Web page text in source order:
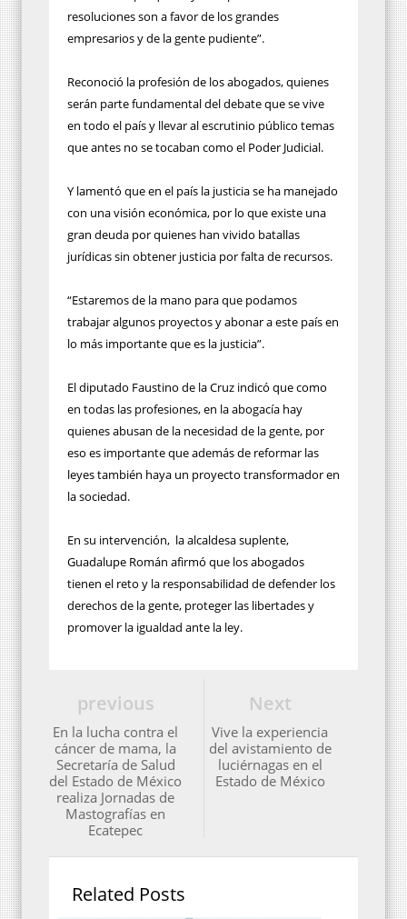
resoluciones son a favor de los grandes
empresarios y de la gente pudiente”.
Reconoció la profesión de los abogados, quienes
serán parte fundamental del debate que se vive
en todo el país y llevar al escrutinio público temas
que antes no se tocaban como el Poder Judicial.
Y lamentó que en el país la justicia se ha manejado
con una visión económica, por lo que existe una
gran deuda por quienes han vivido batallas
jurídicas sin obtener justicia por falta de recursos.
“Estaremos de la mano para que podamos
trabajar algunos proyectos y abonar a este país en
lo más importante que es la justicia”.
El diputado Faustino de la Cruz indicó que como
en todas las profesiones, en la abogacía hay
quienes abusan de la necesidad de la gente, por
eso es importante que además de reformar las
leyes también haya un proyecto transformador en
la sociedad.
En su intervención, la alcaldesa suplente,
Guadalupe Román afirmó que los abogados
tienen el reto y la responsabilidad de defender los
derechos de la gente, proteger las libertades y
promover la igualdad ante la ley.
Next
Vive la experiencia
del avistamiento de
luciérnagas en el
Estado de México
previous
En la lucha contra el
cáncer de mama, la
Secretaría de Salud
del Estado de México
realiza Jornadas de
Mastografías en
Ecatepec
Related Posts